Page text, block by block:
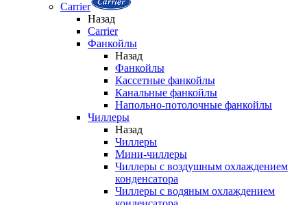
Carrier
Назад
Carrier
Фанкойлы
Назад
Фанкойлы
Кассетные фанкойлы
Канальные фанкойлы
Напольно-потолочные фанкойлы
Чиллеры
Назад
Чиллеры
Мини-чиллеры
Чиллеры с воздушным охлаждением
конденсатора
Чиллеры с водяным охлаждением